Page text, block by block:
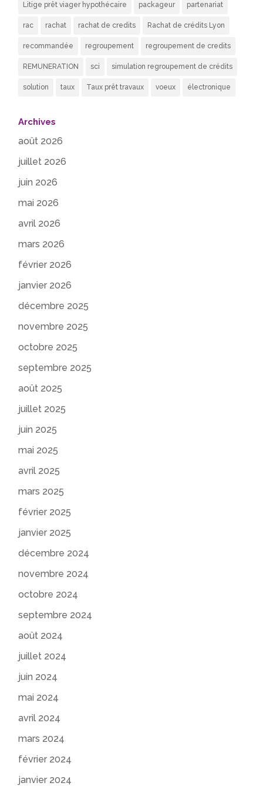
Litige prêt viager hypothécaire packageur partenariat
rac rachat rachat de credits Rachat de crédits Lyon
recommandée regroupement regroupement de credits
REMUNERATION sci simulation regroupement de crédits
solution taux Taux prêt travaux voeux électronique
Archives
août 2026
juillet 2026
juin 2026
mai 2026
avril 2026
mars 2026
février 2026
janvier 2026
décembre 2025
novembre 2025
octobre 2025
septembre 2025
août 2025
juillet 2025
juin 2025
mai 2025
avril 2025
mars 2025
février 2025
janvier 2025
décembre 2024
novembre 2024
octobre 2024
septembre 2024
août 2024
juillet 2024
juin 2024
mai 2024
avril 2024
mars 2024
février 2024
janvier 2024